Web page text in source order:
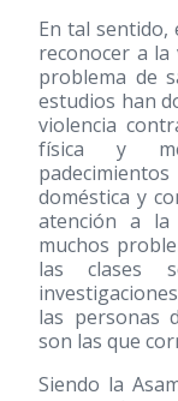
En tal sentido,
reconocer a
problema de
estudios han
violencia
física y
doméstica y
atención a la
muchos
las clases
las personas
son las que
Siendo la